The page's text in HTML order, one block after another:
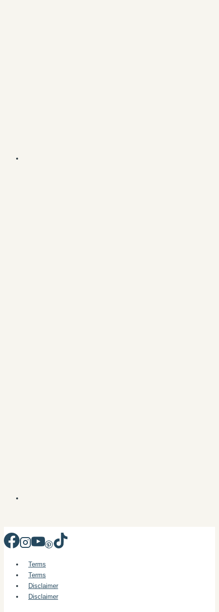
Terms
Terms
Disclaimer
Disclaimer